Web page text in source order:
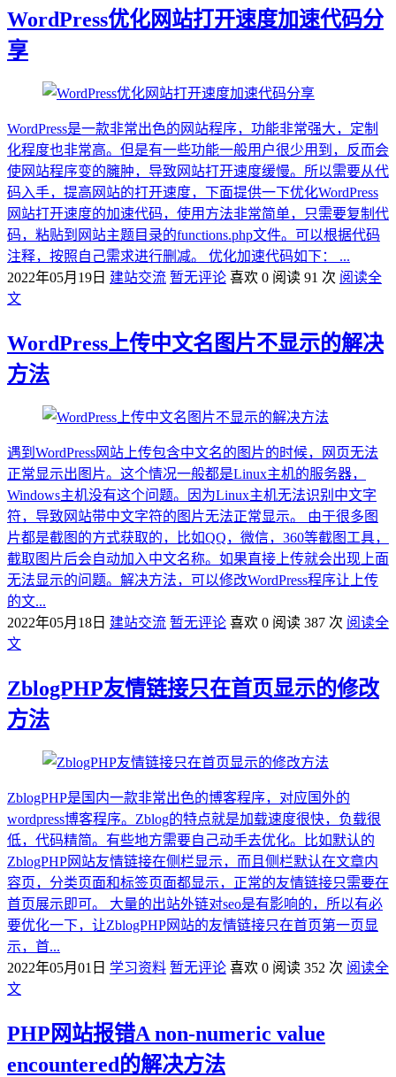
WordPress优化网站打开速度加速代码分
享
WordPress是一款非常出色的网站程序，功能非常强大，定制
化程度也非常高。但是有一些功能一般用户很少用到，反而会
使网站程序变的臃肿，导致网站打开速度缓慢。所以需要从代
码入手，提高网站的打开速度，下面提供一下优化WordPress
网站打开速度的加速代码，使用方法非常简单，只需要复制代
码，粘贴到网站主题目录的functions.php文件。可以根据代码
注释，按照自己需求进行删减。 优化加速代码如下： ...
2022年05月19日 建站交流 暂无评论 喜欢 0 阅读 91 次 阅读全
文
WordPress上传中文名图片不显示的解决
方法
遇到WordPress网站上传包含中文名的图片的时候，网页无法
正常显示出图片。这个情况一般都是Linux主机的服务器，
Windows主机没有这个问题。因为Linux主机无法识别中文字
符，导致网站带中文字符的图片无法正常显示。 由于很多图
片都是截图的方式获取的，比如QQ，微信，360等截图工具，
截取图片后会自动加入中文名称。如果直接上传就会出现上面
无法显示的问题。解决方法，可以修改WordPress程序让上传
的文...
2022年05月18日 建站交流 暂无评论 喜欢 0 阅读 387 次 阅读全
文
ZblogPHP友情链接只在首页显示的修改
方法
ZblogPHP是国内一款非常出色的博客程序，对应国外的
wordpress博客程序。Zblog的特点就是加载速度很快，负载很
低，代码精简。有些地方需要自己动手去优化。比如默认的
ZblogPHP网站友情链接在侧栏显示，而且侧栏默认在文章内
容页，分类页面和标签页面都显示，正常的友情链接只需要在
首页展示即可。 大量的出站外链对seo是有影响的，所以有必
要优化一下，让ZblogPHP网站的友情链接只在首页第一页显
示，首...
2022年05月01日 学习资料 暂无评论 喜欢 0 阅读 352 次 阅读全
文
PHP网站报错A non-numeric value
encountered的解决方法